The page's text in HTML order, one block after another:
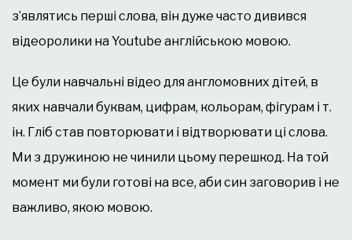
з’являтись перші слова, він дуже часто дивився
відеоролики на Youtube англійською мовою.
Це були навчальні відео для англомовних дітей, в
яких навчали буквам, цифрам, кольорам, фігурам і т.
ін. Гліб став повторювати і відтворювати ці слова.
Ми з дружиною не чинили цьому перешкод. На той
момент ми були готові на все, аби син заговорив і не
важливо, якою мовою.